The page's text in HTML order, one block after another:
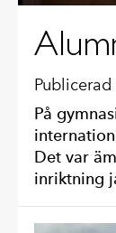
På
Det var
inriktning